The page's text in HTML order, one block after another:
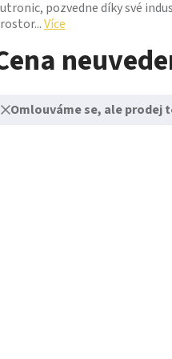
pozvedne díky své
Více
Omlouváme se, ale prodej